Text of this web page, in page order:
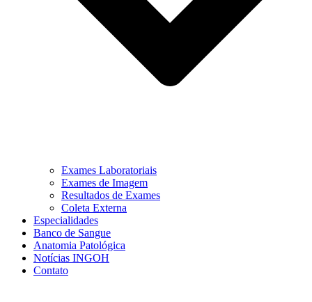
Exames Laboratoriais
Exames de Imagem
Resultados de Exames
Coleta Externa
Especialidades
Banco de Sangue
Anatomia Patológica
Notícias INGOH
Contato